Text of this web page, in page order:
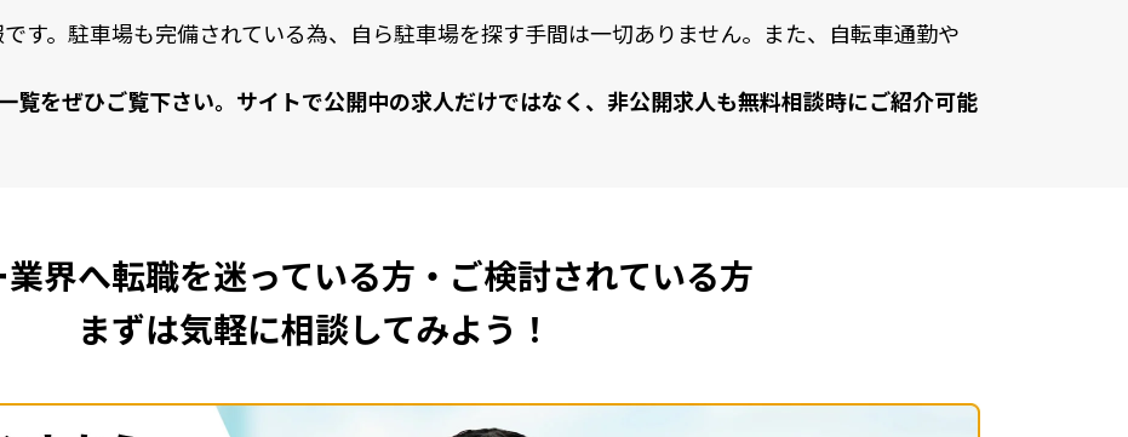
す。駐⾞場も完備されている為、⾃ら駐⾞場を探す⼿間は⼀切ありません。また、⾃転⾞通勤や
覧をぜひご覧下さい。サイトで公開中の求⼈だけではなく、⾮公開求⼈も無料相談時にご紹介可能
界へ転職を迷っている方・ご検討されている方
まずは気軽に相談してみよう！